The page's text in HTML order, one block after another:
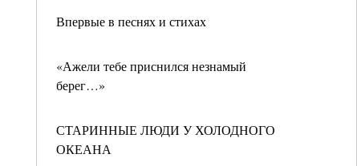
Впервые в песнях и стихах
«Ажели тебе приснился незнамый
берег…»
СТАРИННЫЕ ЛЮДИ У ХОЛОДНОГО
ОКЕАНА